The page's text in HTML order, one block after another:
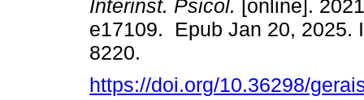
Interinst. Psicol. [online].
e17109. Epub Jan 20, 2025.
8220.
https://doi.org/10.36298/